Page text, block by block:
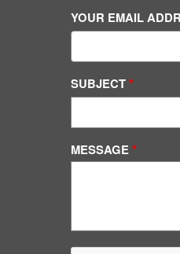
YOUR EMAIL
SUBJECT
MESSAGE